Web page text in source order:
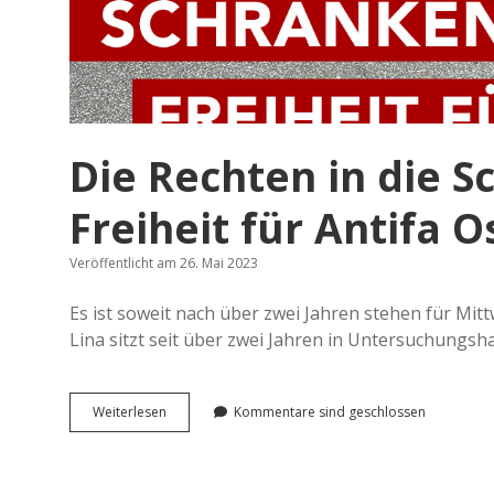
Die Rechten in die
Freiheit für Antifa
Veröffentlicht am 26. Mai 2023
Es ist soweit nach über zwei Jahren stehen für
Lina sitzt seit über zwei Jahren in
Weiterlesen
Rechten
Kommentare sind geschlossen